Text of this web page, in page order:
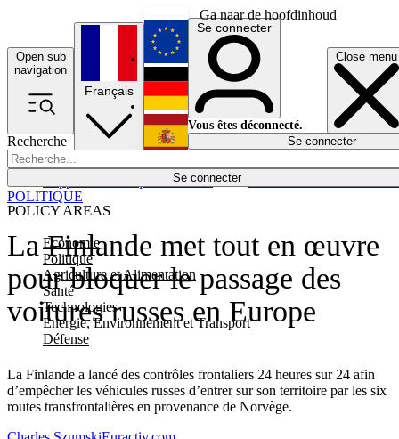
Ga naar de hoofdinhoud
Open sub
navigation
Close menu
Recherche
Se connecter
POLICY AREAS
Economie
Politique
Agriculture et Alimentation
Santé
Technologies
Energie, Environnement et Transport
Défense
Économie
Français
English
Deutsch
Español
Se connecter
Vous êtes déconnecté.
Se connecter
La Finlande met tout en œuvre
pour bloquer le passage des
voitures russes en Europe
La Finlande a lancé des contrôles frontaliers 24 heures sur 24 afin
d’empêcher les véhicules russes d’entrer sur son territoire par les six
routes transfrontalières en provenance de Norvège.
POLITIQUE